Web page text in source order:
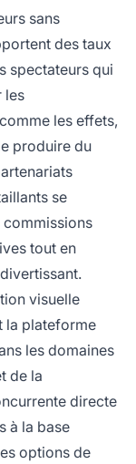
sans
des taux
spectateurs qui
les
les effets,
produire du
se
tout en
visuelle
la plateforme
les domaines
de la
directe
à la base
options de